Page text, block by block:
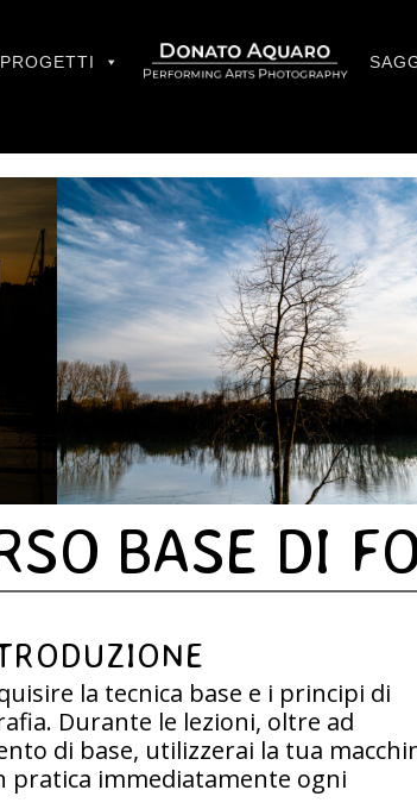
PROGETTI
BASE DI
la tecnica base e i principi di
Durante le lezioni, oltre ad
di base, utilizzerai la tua
immediatamente ogni